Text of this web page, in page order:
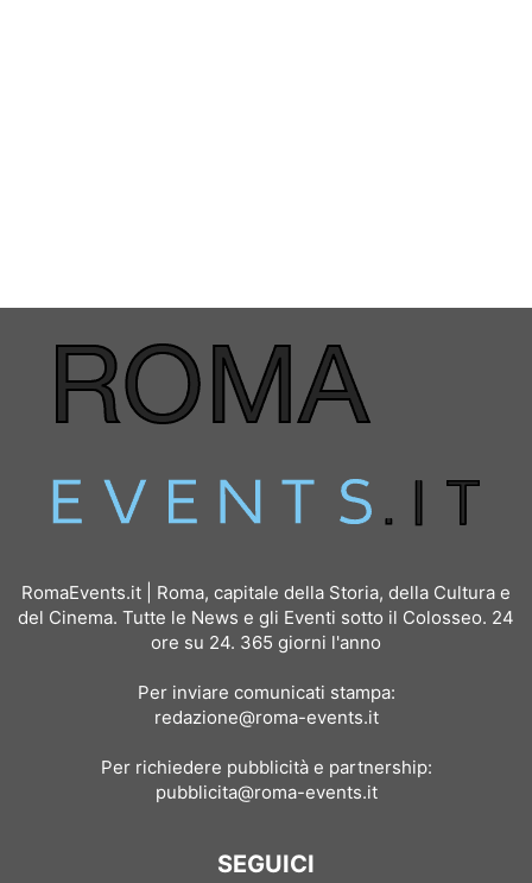
RomaEvents.it | Roma, capitale della Storia, della Cultura e
del Cinema. Tutte le News e gli Eventi sotto il Colosseo. 24
ore su 24. 365 giorni l'anno
Per inviare comunicati stampa:
redazione@roma-events.it
Per richiedere pubblicità e partnership:
pubblicita@roma-events.it
SEGUICI